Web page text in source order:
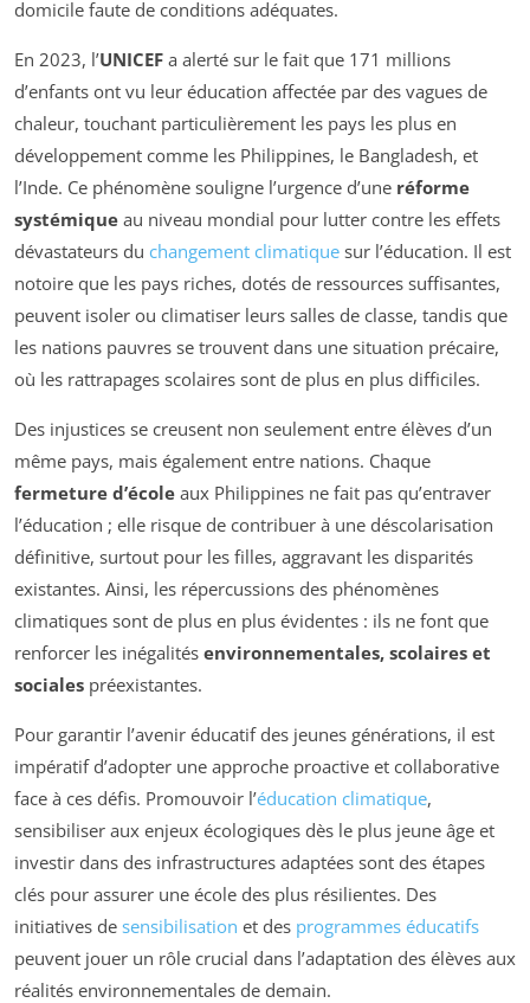
domicile faute de conditions adéquates.
En 2023, l’UNICEF a alerté sur le fait que 171 millions
d’enfants ont vu leur éducation affectée par des vagues de
chaleur, touchant particulièrement les pays les plus en
développement comme les Philippines, le Bangladesh, et
l’Inde. Ce phénomène souligne l’urgence d’une réforme
systémique au niveau mondial pour lutter contre les effets
dévastateurs du changement climatique sur l’éducation. Il est
notoire que les pays riches, dotés de ressources suffisantes,
peuvent isoler ou climatiser leurs salles de classe, tandis que
les nations pauvres se trouvent dans une situation précaire,
où les rattrapages scolaires sont de plus en plus difficiles.
Des injustices se creusent non seulement entre élèves d’un
même pays, mais également entre nations. Chaque
fermeture d’école aux Philippines ne fait pas qu’entraver
l’éducation ; elle risque de contribuer à une déscolarisation
définitive, surtout pour les filles, aggravant les disparités
existantes. Ainsi, les répercussions des phénomènes
climatiques sont de plus en plus évidentes : ils ne font que
renforcer les inégalités environnementales, scolaires et
sociales préexistantes.
Pour garantir l’avenir éducatif des jeunes générations, il est
impératif d’adopter une approche proactive et collaborative
face à ces défis. Promouvoir l’éducation climatique,
sensibiliser aux enjeux écologiques dès le plus jeune âge et
investir dans des infrastructures adaptées sont des étapes
clés pour assurer une école des plus résilientes. Des
initiatives de sensibilisation et des programmes éducatifs
peuvent jouer un rôle crucial dans l’adaptation des élèves aux
réalités environnementales de demain.